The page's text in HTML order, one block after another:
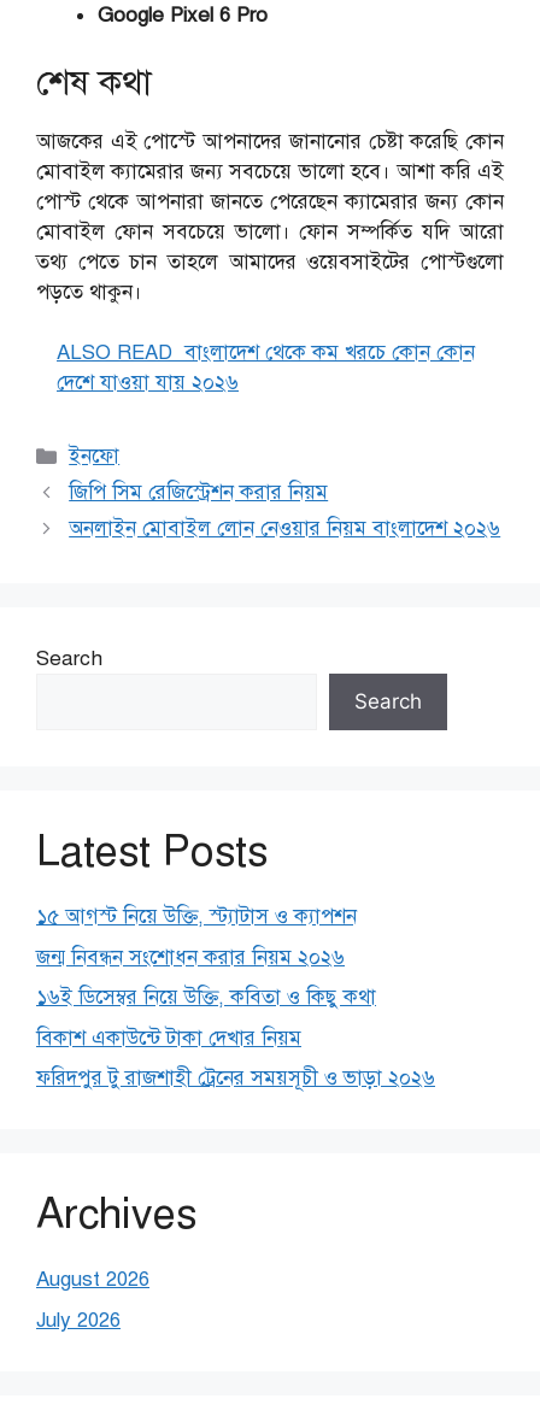
Google Pixel 6 Pro
শেষ কথা
আজকের এই পোস্টে আপনাদের জানানোর চেষ্টা করেছি কোন
মোবাইল ক্যামেরার জন্য সবচেয়ে ভালো হবে। আশা করি এই
পোস্ট থেকে আপনারা জানতে পেরেছেন ক্যামেরার জন্য কোন
মোবাইল ফোন সবচেয়ে ভালো। ফোন সম্পর্কিত যদি আরো
তথ্য পেতে চান তাহলে আমাদের ওয়েবসাইটের পোস্টগুলো
পড়তে থাকুন।
ALSO READ বাংলাদেশ থেকে কম খরচে কোন কোন
দেশে যাওয়া যায় ২০২৬
Categories
ইনফো
জিপি সিম রেজিস্ট্রেশন করার নিয়ম
অনলাইন মোবাইল লোন নেওয়ার নিয়ম বাংলাদেশ ২০২৬
Search
Search
Latest Posts
১৫ আগস্ট নিয়ে উক্তি, স্ট্যাটাস ও ক্যাপশন
জন্ম নিবন্ধন সংশোধন করার নিয়ম ২০২৬
১৬ই ডিসেম্বর নিয়ে উক্তি, কবিতা ও কিছু কথা
বিকাশ একাউন্টে টাকা দেখার নিয়ম
ফরিদপুর টু রাজশাহী ট্রেনের সময়সূচী ও ভাড়া ২০২৬
Archives
August 2026
July 2026